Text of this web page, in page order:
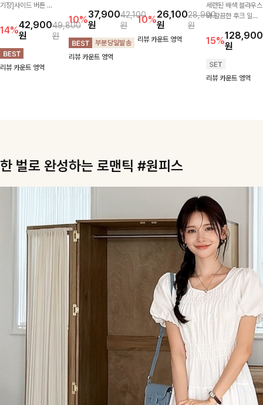
기장]사이드 버튼 디
가 되어주는 와이드
팬츠입니다. 여유롭게
떨어지는 실루엣과 가
볍게 바스락거리는 소
재감으로 시원하고 편
14%42,900
원
49,800
원
리뷰 카운트 영역
이 만나 내추럴하면서
도 세련된 무드를 연
출해주는 블라우스-
데일리룩부터 출근룩
까지 다양하게 활용하
10%37,900
원
42,100
원
리뷰 카운트 영역
면서도 세련된 무드를
완성해주는 니트 🤍
부드럽고 가벼운 착용
10%26,100
원
28,900
원
리뷰 카운트 영역
세련된 배색 블라우스
와 깔끔한 후크 일자
세트입니다. 허리 라
인을 자연스럽게 살려
일자핏 슬랙스가 만나
단정하면서도 고급스
15%128,900
원
리뷰 카운트 영역
한 벌로 완성하는 로맨틱 #원피스